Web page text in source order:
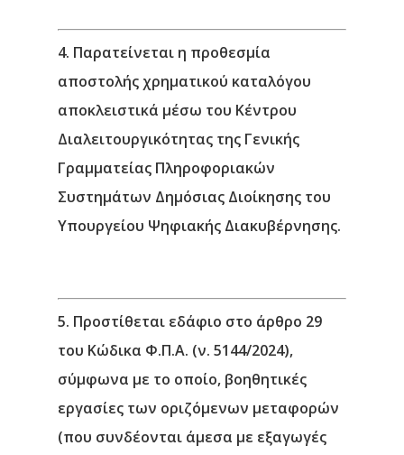
4. Παρατείνεται η προθεσμία
αποστολής χρηματικού καταλόγου
αποκλειστικά μέσω του Κέντρου
Διαλειτουργικότητας της Γενικής
Γραμματείας Πληροφοριακών
Συστημάτων Δημόσιας Διοίκησης του
Υπουργείου Ψηφιακής Διακυβέρνησης.
5. Προστίθεται εδάφιο στο άρθρο 29
του Κώδικα Φ.Π.Α. (ν. 5144/2024),
σύμφωνα με το οποίο, βοηθητικές
εργασίες των οριζόμενων μεταφορών
(που συνδέονται άμεσα με εξαγωγές